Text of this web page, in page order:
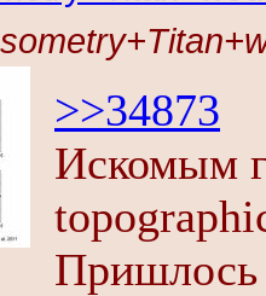
>>34873
Искомым
Пришлось